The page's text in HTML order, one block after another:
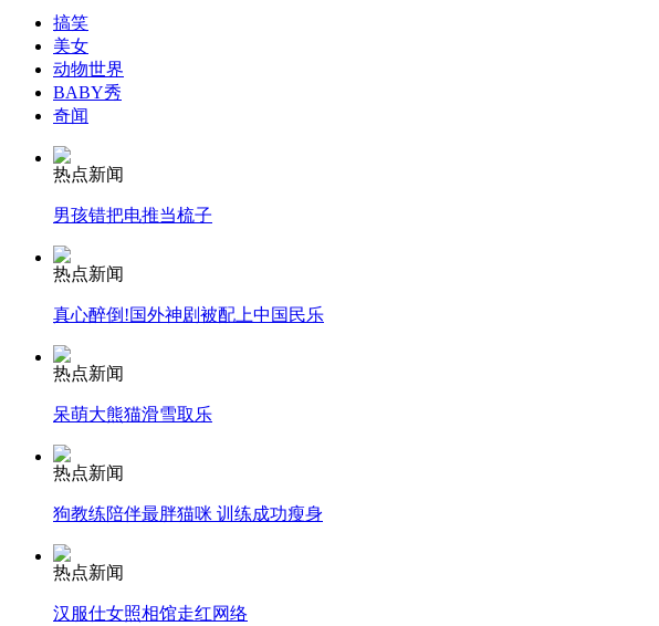
女孩北京地铁殴打老人 痛下狠手拳打脚踢
无痛分娩是否安全 医生回应
外交部：反对强权政治霸凌主义
外交部：有关国家言论片面不公正
安徽一实载49人客车翻车
消防员救轻生者
搞笑
美女
动物世界
BABY秀
奇闻
热点新闻
男孩错把电推当梳子
热点新闻
真心醉倒!国外神剧被配上中国民乐
热点新闻
呆萌大熊猫滑雪取乐
热点新闻
狗教练陪伴最胖猫咪 训练成功瘦身
热点新闻
汉服仕女照相馆走红网络